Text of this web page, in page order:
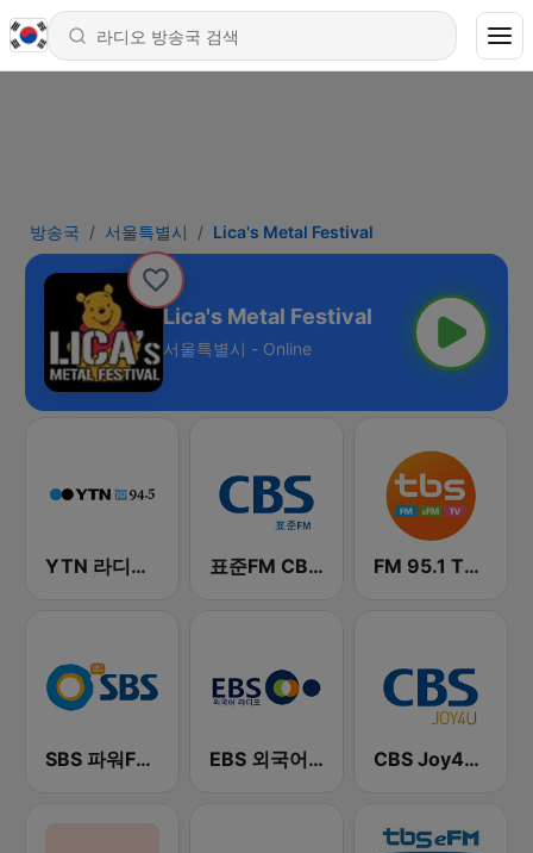
방송국 서울특별시 Lica's Metal Festival
Lica's Metal Festival
서울특별시 - Online
YTN 라디오 (YTN FM) - 24 Hours News Channel 표준FM CBS 라디오 (Standard FM) FM 95.1 TBS fm
SBS 파워FM-SBS 라디오 EBS 외국어 라디오 (i-radio) CBS Joy4U-CBS 라디오